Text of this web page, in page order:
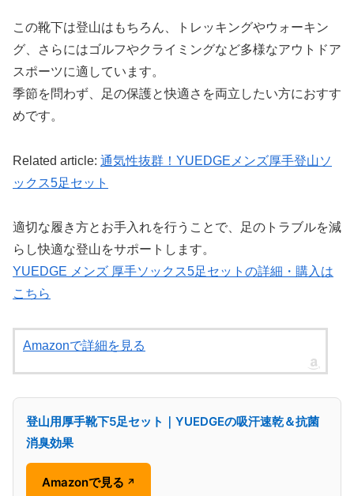
この靴下は登山はもちろん、トレッキングやウォーキン
グ、さらにはゴルフやクライミングなど多様なアウトドア
スポーツに適しています。
季節を問わず、足の保護と快適さを両立したい方におすす
めです。
Related article: 通気性抜群！YUEDGEメンズ厚手登山ソ
ックス5足セット
適切な履き方とお手入れを行うことで、足のトラブルを減
らし快適な登山をサポートします。
YUEDGE メンズ 厚手ソックス5足セットの詳細・購入は
こちら
Amazonで詳細を見る
登山用厚手靴下5足セット｜YUEDGEの吸汗速乾＆抗菌
消臭効果
Amazonで見る ↗